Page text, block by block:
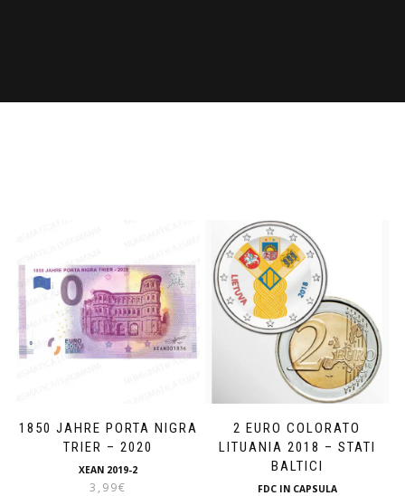
1850 JAHRE PORTA NIGRA
TRIER – 2020
XEAN 2019-2
3,99€
2 EURO COLORATO
LITUANIA 2018 – STATI
BALTICI
FDC IN CAPSULA